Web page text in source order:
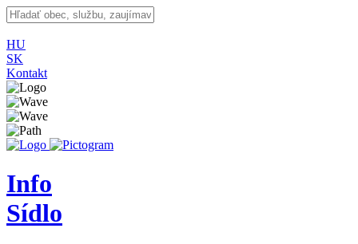
HU
SK
Kontakt
Info
Sídlo